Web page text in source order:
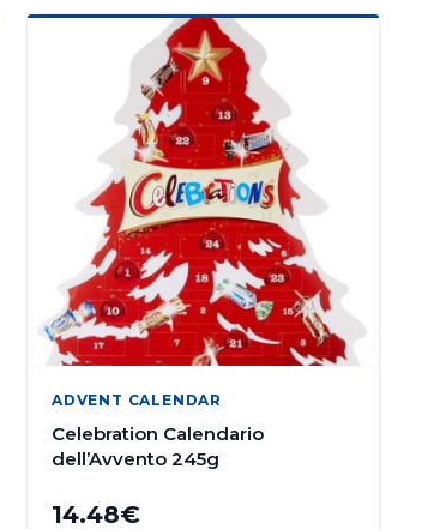
ADVENT CALENDAR
Celebration Calendario
dell’Avvento 245g
14.48€